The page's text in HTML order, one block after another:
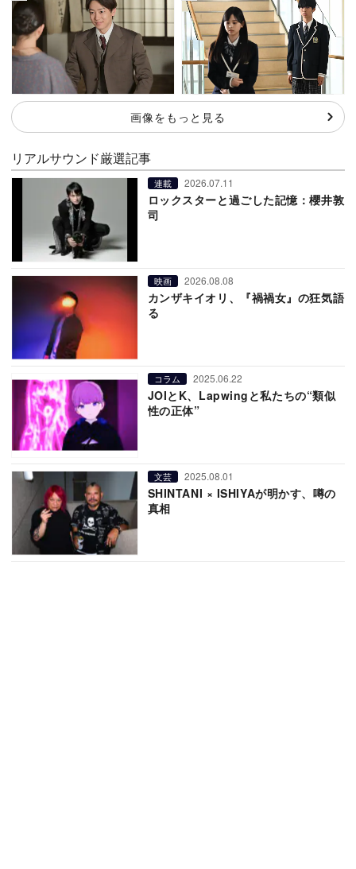
画像をもっと見る
リアルサウンド厳選記事
連載 2026.07.11
ロックスターと過ごした記憶：櫻井敦
司
映画 2026.08.08
カンザキイオリ、『禍禍女』の狂気語
る
コラム 2025.06.22
JOIとK、Lapwingと私たちの“類似
性の正体”
文芸 2025.08.01
SHINTANI × ISHIYAが明かす、噂の
真相